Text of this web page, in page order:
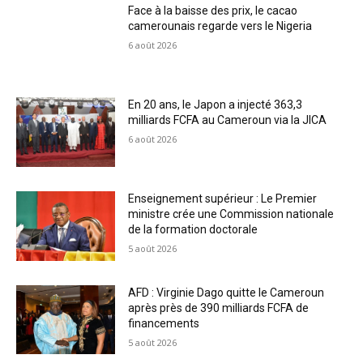
Face à la baisse des prix, le cacao
camerounais regarde vers le Nigeria
6 août 2026
En 20 ans, le Japon a injecté 363,3
milliards FCFA au Cameroun via la JICA
6 août 2026
Enseignement supérieur : Le Premier
ministre crée une Commission nationale
de la formation doctorale
5 août 2026
AFD : Virginie Dago quitte le Cameroun
après près de 390 milliards FCFA de
financements
5 août 2026